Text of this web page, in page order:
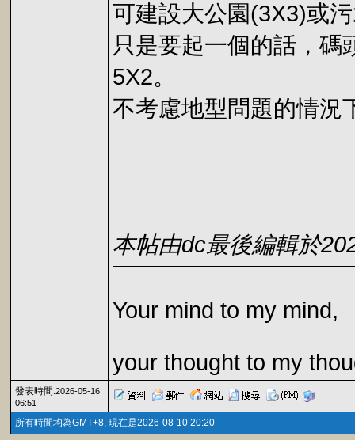
可建設大公園(3X3)或
只是要起一個的話，碼
5X2。
不考慮地型問題的情況
本帖由dc最後編輯於
Your mind to my mind,
your thought to my
發表時間:2026-05-16
06:51
所有時間均為GMT+8, 現在是2026-08-10 20:20